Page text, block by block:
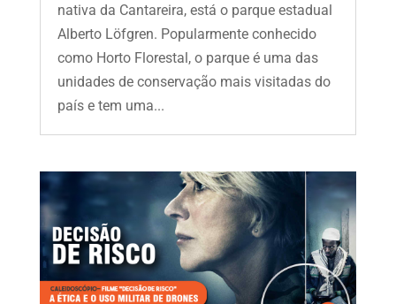
nativa da Cantareira, está o parque estadual
Alberto Löfgren. Popularmente conhecido
como Horto Florestal, o parque é uma das
unidades de conservação mais visitadas do
país e tem uma...